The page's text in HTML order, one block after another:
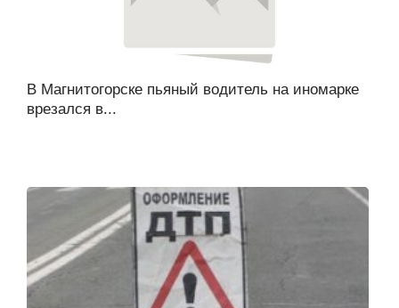
В Магнитогорске пьяный водитель на иномарке
врезался в...